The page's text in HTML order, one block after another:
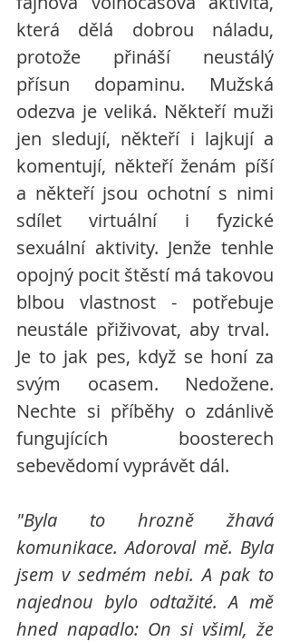
která dělá dobrou náladu,
protože přináší neustálý
přísun dopaminu. Mužská
odezva je veliká. Někteří muži
jen sledují, někteří i lajkují a
komentují, někteří ženám píší
a někteří jsou ochotní s nimi
sdílet virtuální i fyzické
sexuální aktivity. Jenže tenhle
opojný pocit štěstí má takovou
blbou vlastnost - potřebuje
neustále přiživovat, aby trval.
Je to jak pes, když se honí za
svým ocasem. Nedožene.
Nechte si příběhy o zdánlivě
fungujících boosterech
sebevědomí vyprávět dál.
"Byla to hrozně žhavá
komunikace. Adoroval mě. Byla
jsem v sedmém nebi. A pak to
najednou bylo odtažité. A mě
hned napadlo: On si všiml, že